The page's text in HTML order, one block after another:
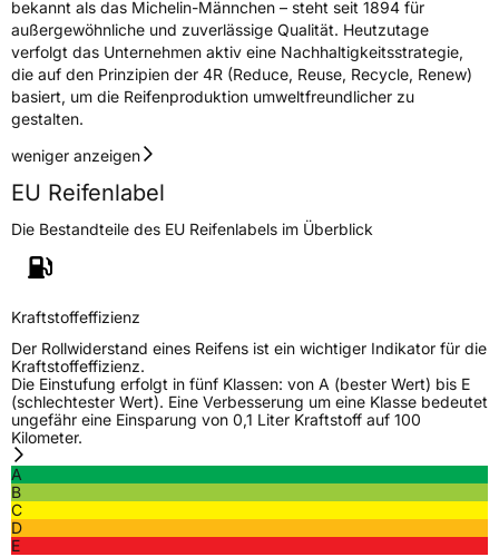
bekannt als das Michelin-Männchen – steht seit 1894 für
außergewöhnliche und zuverlässige Qualität. Heutzutage
verfolgt das Unternehmen aktiv eine Nachhaltigkeitsstrategie,
die auf den Prinzipien der 4R (Reduce, Reuse, Recycle, Renew)
basiert, um die Reifenproduktion umweltfreundlicher zu
gestalten.
weniger anzeigen
EU Reifenlabel
Die Bestandteile des EU Reifenlabels im Überblick
Kraftstoffeffizienz
Der Rollwiderstand eines Reifens ist ein wichtiger Indikator für die
Kraftstoffeffizienz.
Die Einstufung erfolgt in fünf Klassen: von A (bester Wert) bis E
(schlechtester Wert). Eine Verbesserung um eine Klasse bedeutet
ungefähr eine Einsparung von 0,1 Liter Kraftstoff auf 100
Kilometer.
A
B
C
D
E